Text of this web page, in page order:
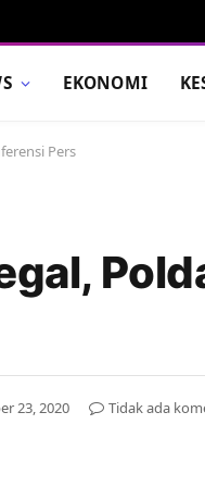
EKONOMI
Pers
23, 2020 Tidak ada